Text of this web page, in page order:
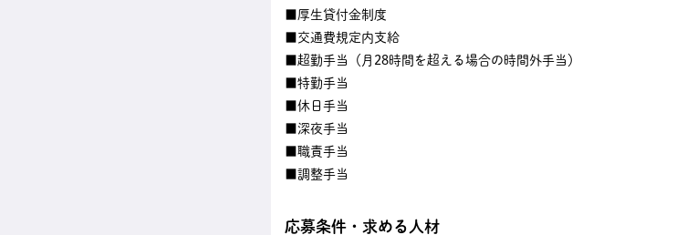
■厚生貸付金制度
■交通費規定内支給
■超勤手当（月28時間を超える場合の時間外手当）
■特勤手当
■休日手当
■深夜手当
■職責手当
■調整手当
応募条件・求める人材